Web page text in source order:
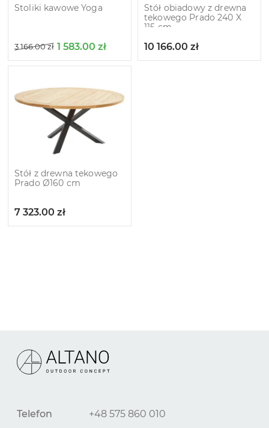
Stoliki kawowe Yoga
3 166.00zł 1 583.00 zł
Stół obiadowy z drewna
tekowego Prado 240 X
115 cm
10 166.00 zł
Stół z drewna tekowego
Prado Ø160 cm
7 323.00 zł
Telefon
+48 575 860 010